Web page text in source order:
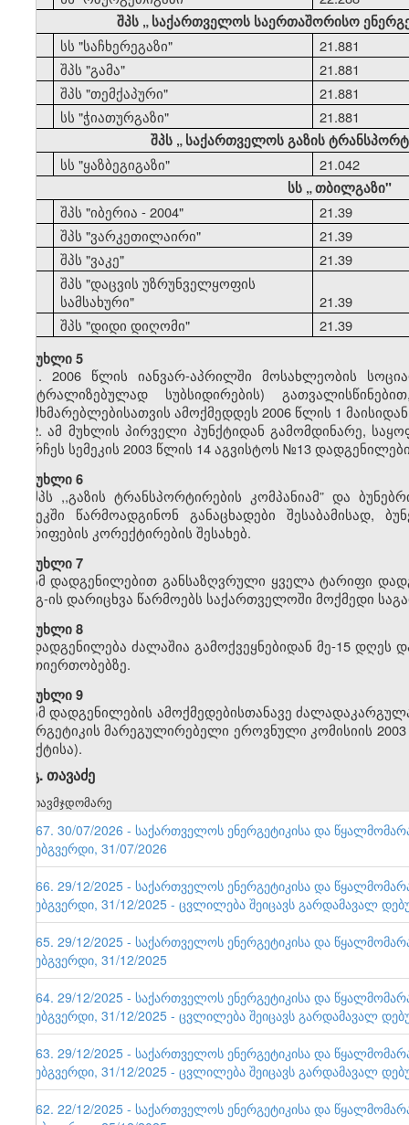
შპს „ საქართველოს საერთაშორისო
სს "საჩხერეგაზი"
21.881
შპს "გამა"
21.881
შპს "თემქაპური"
21.881
სს "ჭიათურგაზი"
21.881
შპს „საქართველოს გაზის
სს "ყაზბეგიგაზი"
21.042
სს „თბილგაზი"
შპს "იბერია - 2004"
21.39
შპს "ვარკეთილაირი"
21.39
შპს "ვაკე" 21.39
შპს "დაცვის უზრუნველყოფის
სამსახური"
21.39
შპს "დიდი დიღომი"
21.39
მუხლი 5
1. 2006 წლის იანვარ-აპრილში მოსახლეობის
ცენტრალიზებულად სუბსიდირების)
მომხმარებლებისათვის ამოქმედდეს 2006 წლის 1
2. ამ მუხლის პირველი პუნქტიდან გამომდინარე,
დარჩეს სემეკის 2003 წლის 14 აგვისტოს №13
მუხლი 6
შპს ,,გაზის ტრანსპორტირების კომპანიამ” და
სემეკში წარმოადგინონ განაცხადები შესაბამისად,
ტარიფების კორექტირების შესახებ.
მუხლი 7
ამ დადგენილებით განსაზღვრული ყველა ტარიფი
დღგ-ის დარიცხვა წარმოებს საქართველოში მოქმედი
მუხლი 8
დადგენილება ძალაშია გამოქვეყნებიდან მე-15
ურთიერთობებზე.
მუხლი 9
ამ დადგენილების ამოქმედებისთანავე
ენერგეტიკის მარეგულირებელი ეროვნული კომისიის
პუნქტისა).
გ. თავაძე
თავმჯდომარე
167. 30/07/2026 - საქართველოს ენერგეტიკისა და
ვებგვერდი, 31/07/2026
166. 29/12/2025 - საქართველოს ენერგეტიკისა და
ვებგვერდი, 31/12/2025 - ცვლილება შეიცავს გარდამავალ
165. 29/12/2025 - საქართველოს ენერგეტიკისა და
ვებგვერდი, 31/12/2025
164. 29/12/2025 - საქართველოს ენერგეტიკისა და
ვებგვერდი, 31/12/2025 - ცვლილება შეიცავს გარდამავალ
163. 29/12/2025 - საქართველოს ენერგეტიკისა და
ვებგვერდი, 31/12/2025 - ცვლილება შეიცავს გარდამავალ
162. 22/12/2025 - საქართველოს ენერგეტიკისა და